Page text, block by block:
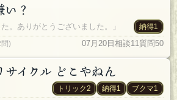
？
た。ありがとうございました。」 納得1
) 07月20日 相談11質問50
サイクル どこやねん
トリック2 納得1 ブクマ1